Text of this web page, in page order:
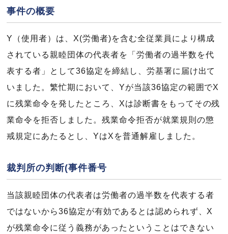
事件の概要
Y（使用者）は、X(労働者)を含む全従業員により構成
されている親睦団体の代表者を「労働者の過半数を代
表する者」として36協定を締結し、労基署に届け出て
いました。繁忙期において、Yが当該36協定の範囲でX
に残業命令を発したところ、Xは診断書をもってその残
業命令を拒否しました。残業命令拒否が就業規則の懲
戒規定にあたるとし、YはXを普通解雇しました。
裁判所の判断(事件番号
当該親睦団体の代表者は労働者の過半数を代表する者
ではないから36協定が有効であるとは認められず、X
が残業命令に従う義務があったということはできない